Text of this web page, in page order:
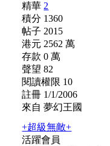
精華 2
積分 1360
帖子 2015
港元 2562 萬
存款 0 萬
聲望 82
閱讀權限 10
註冊 1/1/2006
來自 夢幻王國
+超級無敵+
活躍會員